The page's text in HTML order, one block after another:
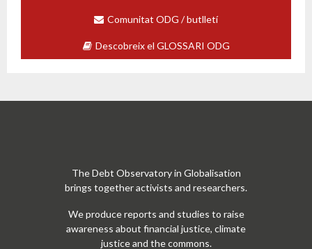
Comunitat ODG / butlletí
Descobreix el GLOSSARI ODG
The Debt Observatory in Globalisation
brings together activists and researchers.
We produce reports and studies to raise
awareness about financial justice, climate
justice and the commons.